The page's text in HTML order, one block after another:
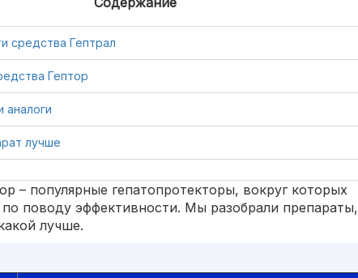
средства Гептрал
Гептор
аналоги
лучше
– популярные гепатопротекторы, вокруг которых
поводу эффективности. Мы разобрали препараты,
лучше.